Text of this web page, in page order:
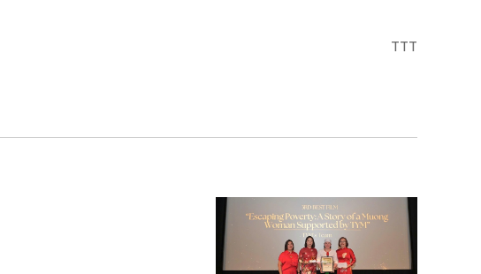
TTT